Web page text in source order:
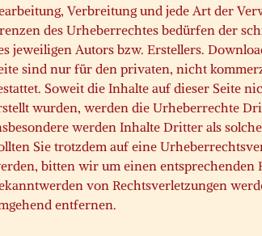
Verbreitung und jede Art der
des Urheberrechtes bedürfen der
jeweiligen Autors bzw. Erstellers.
sind nur für den privaten, nicht
Soweit die Inhalte auf dieser Seite
wurden, werden die Urheberrechte
werden Inhalte Dritter als
Sie trotzdem auf eine
bitten wir um einen entsprechenden
von Rechtsverletzungen
entfernen.